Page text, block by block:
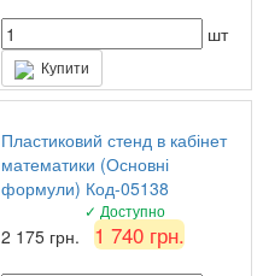
шт
Купити
Пластиковий стенд в кабінет
математики (Основні
формули) Код-05138
✓ Доступно
2 175 грн. 1 740 грн.